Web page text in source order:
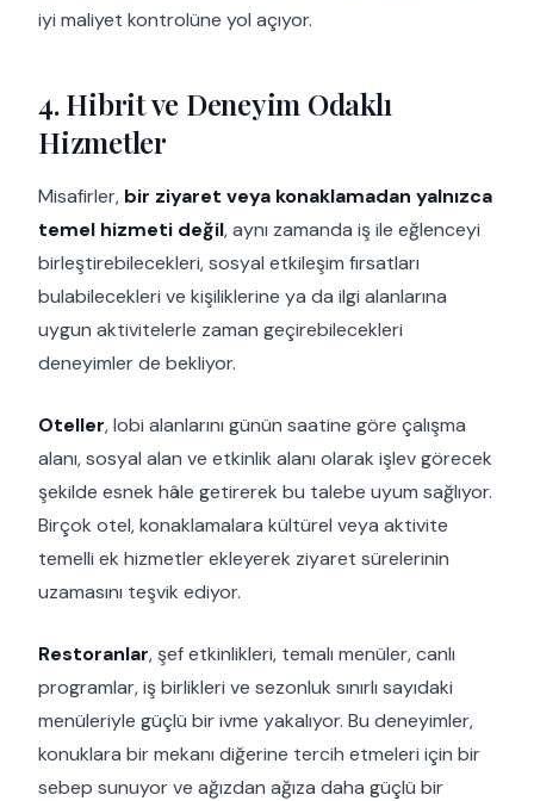
iyi maliyet kontrolüne yol açıyor.
4. Hibrit ve Deneyim Odaklı
Hizmetler
Misafirler, bir ziyaret veya konaklamadan yalnızca
temel hizmeti değil, aynı zamanda iş ile eğlenceyi
birleştirebilecekleri, sosyal etkileşim fırsatları
bulabilecekleri ve kişiliklerine ya da ilgi alanlarına
uygun aktivitelerle zaman geçirebilecekleri
deneyimler de bekliyor.
Oteller, lobi alanlarını günün saatine göre çalışma
alanı, sosyal alan ve etkinlik alanı olarak işlev görecek
şekilde esnek hâle getirerek bu talebe uyum sağlıyor.
Birçok otel, konaklamalara kültürel veya aktivite
temelli ek hizmetler ekleyerek ziyaret sürelerinin
uzamasını teşvik ediyor.
Restoranlar, şef etkinlikleri, temalı menüler, canlı
programlar, iş birlikleri ve sezonluk sınırlı sayıdaki
menüleriyle güçlü bir ivme yakalıyor. Bu deneyimler,
konuklara bir mekanı diğerine tercih etmeleri için bir
sebep sunuyor ve ağızdan ağıza daha güçlü bir